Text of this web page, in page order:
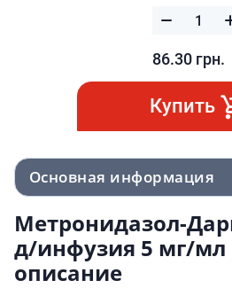
86.30 грн.
Купить
Основная информация
Метронидазол-
д/инфузия 5 мг/мл
описание